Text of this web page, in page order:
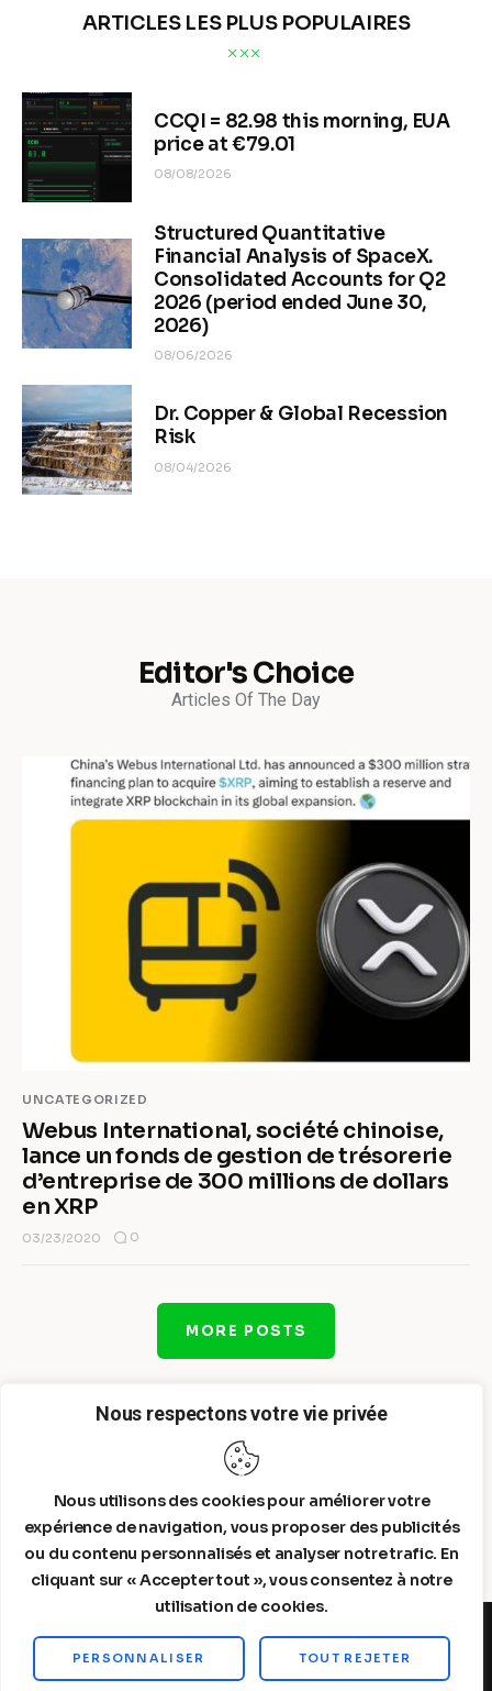
Nous respectons votre vie privée
Nous utilisons des cookies pour améliorer votre
expérience de navigation, vous proposer des publicités
ou du contenu personnalisés et analyser notre trafic. En
cliquant sur « Accepter tout », vous consentez à notre
utilisation de cookies.
PERSONNALISER TOUT REJETER
ARTICLES LES PLUS POPULAIRES
CCQI = 82.98 this morning, EUA
price at €79.01
08/08/2026
Structured Quantitative
Financial Analysis of SpaceX.
Consolidated Accounts for Q2
2026 (period ended June 30,
2026)
08/06/2026
Dr. Copper & Global Recession
Risk
08/04/2026
Editor's Choice
Articles Of The Day
UNCATEGORIZED
Webus International, société chinoise,
lance un fonds de gestion de trésorerie
d’entreprise de 300 millions de dollars
en XRP
03/23/2020 0
MORE POSTS